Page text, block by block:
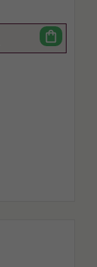
shopping_bag